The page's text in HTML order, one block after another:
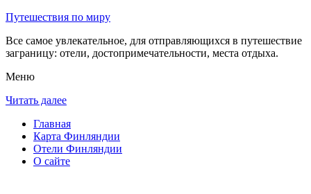
Путешествия по миру
Все самое увлекательное, для отправляющихся в путешествие
заграницу: отели, достопримечательности, места отдыха.
Меню
Читать далее
Главная
Карта Финляндии
Отели Финляндии
О сайте